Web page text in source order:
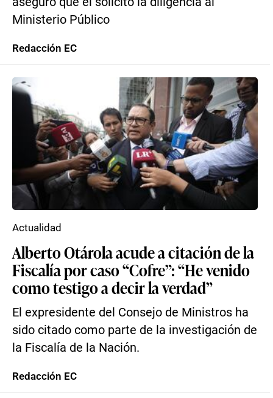
Ministerio Público
Redacción EC
Alberto Otárola acude a citación de la
Fiscalía por caso “Cofre”: “He venido
como testigo a decir la verdad”
El expresidente del Consejo de Ministros ha
sido citado como parte de la investigación de
la Fiscalía de la Nación.
Actualidad
Redacción EC